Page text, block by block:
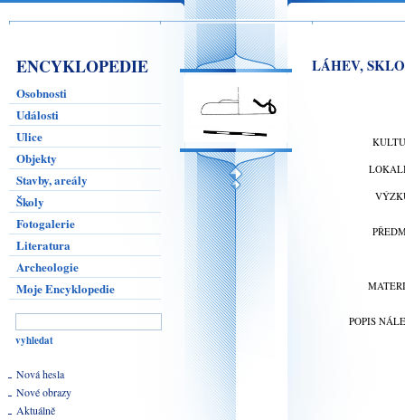
ENCYKLOPEDIE
Osobnosti
Události
Ulice
Objekty
Stavby, areály
Školy
Fotogalerie
Literatura
Archeologie
Moje Encyklopedie
Nová hesla
Nové obrazy
Aktuálně
LÁHEV, SKLO
POPIS